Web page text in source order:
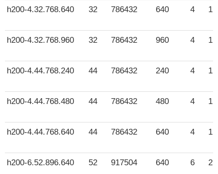
h200-4.32.768.640 32 786432 640 4 1
h200-4.32.768.960 32 786432 960 4 1
h200-4.44.768.240 44 786432 240 4 1
h200-4.44.768.480 44 786432 480 4 1
h200-4.44.768.640 44 786432 640 4 1
h200-6.52.896.640 52 917504 640 6 2